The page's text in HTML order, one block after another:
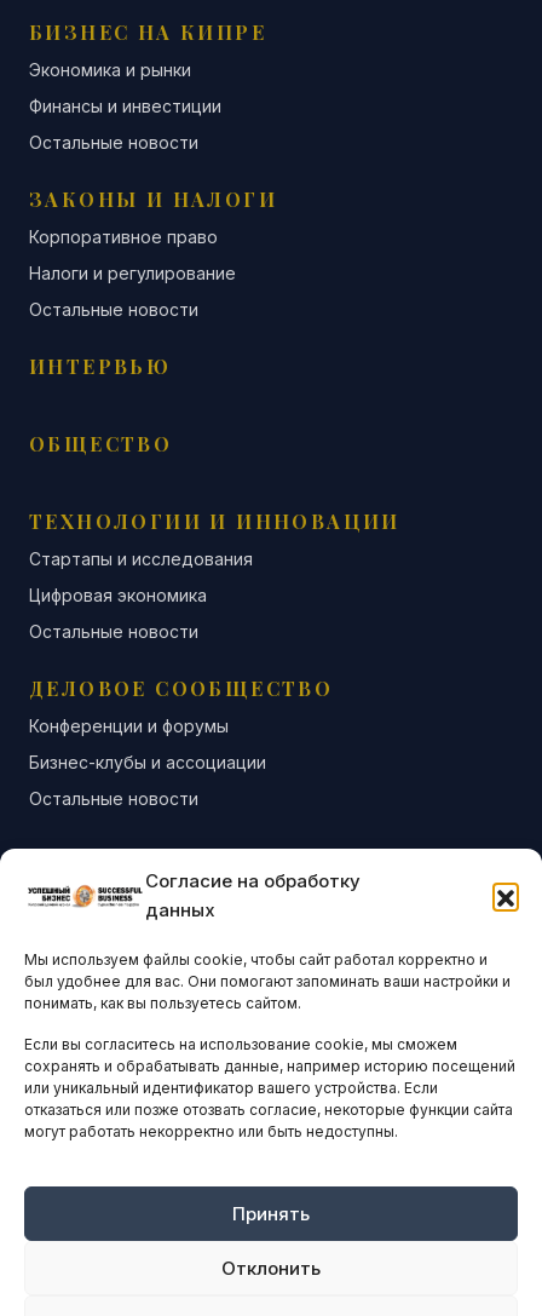
Согласие на обработку
данных
Мы используем файлы cookie, чтобы сайт работал корректно и
был удобнее для вас. Они помогают запоминать ваши настройки и
понимать, как вы пользуетесь сайтом.
Если вы согласитесь на использование cookie, мы сможем
сохранять и обрабатывать данные, например историю посещений
или уникальный идентификатор вашего устройства. Если
отказаться или позже отозвать согласие, некоторые функции сайта
могут работать некорректно или быть недоступны.
Принять
Отклонить
БИЗНЕС НА КИПРЕ
Экономика и рынки
Финансы и инвестиции
Остальные новости
ЗАКОНЫ И НАЛОГИ
Корпоративное право
Налоги и регулирование
Остальные новости
ИНТЕРВЬЮ
ОБЩЕСТВО
ТЕХНОЛОГИИ И ИННОВАЦИИ
Стартапы и исследования
Цифровая экономика
Остальные новости
ДЕЛОВОЕ СООБЩЕСТВО
Конференции и форумы
Бизнес-клубы и ассоциации
Остальные новости
АНАЛИТИКА И СТАТИСТИКА
НАВИГАЦИЯ
Архив материалов
Рекламные услуги
Оплата онлайн